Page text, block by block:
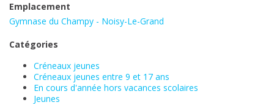
Emplacement
Gymnase du Champy - Noisy-Le-Grand
Catégories
Créneaux jeunes
Créneaux jeunes entre 9 et 17 ans
En cours d'année hors vacances scolaires
Jeunes